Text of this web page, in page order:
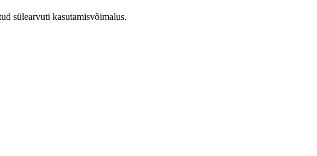
sülearvuti kasutamisvõimalus.